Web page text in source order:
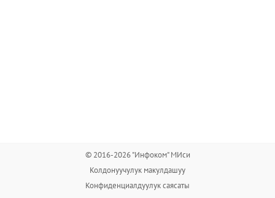
© 2016-2026 "Инфоком" МИси
Колдонуучулук макулдашуу
Конфиденциалдуулук саясаты